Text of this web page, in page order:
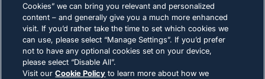
DATENSCHUTZERKLÄRUNG
Impressum
Nutzungsbedingungen
Cookie-Richtlinie
Cookies” we can bring you relevant and personalized
content – and generally give you a much more enhanced
visit. If you’d rather take the time to set which cookies we
can use, please select “Manage Settings”. If you’d prefer
not to have any optional cookies set on your device,
please select “Disable All”.
Visit ourCookie Policy to learn more about how we